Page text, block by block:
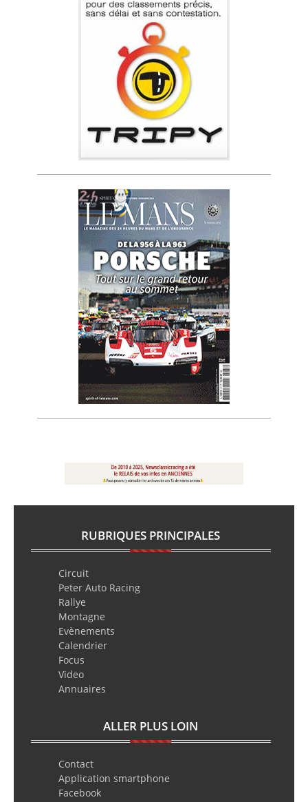
RUBRIQUES PRINCIPALES
Circuit
Peter Auto Racing
Rallye
Montagne
Evènements
Calendrier
Focus
Video
Annuaires
ALLER PLUS LOIN
Contact
Application smartphone
Facebook